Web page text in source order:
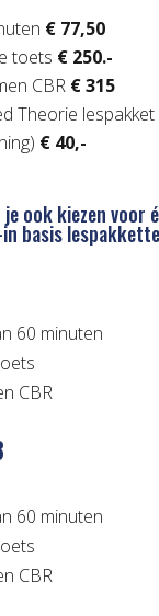
€ 77,50
toets € 250.-
CBR € 315
Theorie
€ 40,-
ook kiezen voor
basis
60 minuten
CBR
60 minuten
CBR